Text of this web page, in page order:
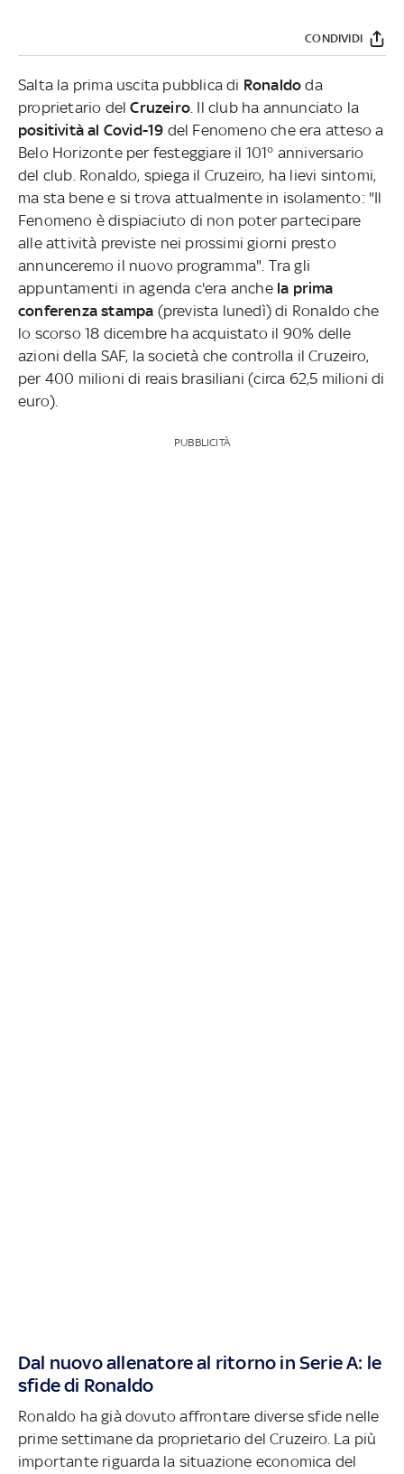
CONDIVIDI
Salta la prima uscita pubblica di Ronaldoda
proprietario delCruzeiro . Il club ha annunciato la
positività al Covid-19 del Fenomeno che era atteso a
Belo Horizonte per festeggiare il 101° anniversario
del club. Ronaldo, spiega il Cruzeiro, ha lievi sintomi,
ma sta bene e si trova attualmente in isolamento: "Il
Fenomeno è dispiaciuto di non poter partecipare
alle attività previste nei prossimi giorni presto
annunceremo il nuovo programma". Tra gli
appuntamenti in agenda c'era anchela prima
conferenza stampa (prevista lunedì) di Ronaldo che
lo scorso 18 dicembre ha acquistato il 90% delle
azioni della SAF, la società che controlla il Cruzeiro,
per 400 milioni di reais brasiliani (circa 62,5 milioni di
euro).
PUBBLICITÀ
Dal nuovo allenatore al ritorno in Serie A: le
sfide di Ronaldo
Ronaldo ha già dovuto affrontare diverse sfide nelle
prime settimane da proprietario del Cruzeiro. La più
importante riguarda la situazione economica del